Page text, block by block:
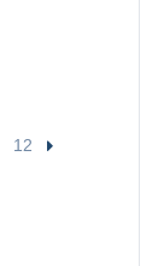
12